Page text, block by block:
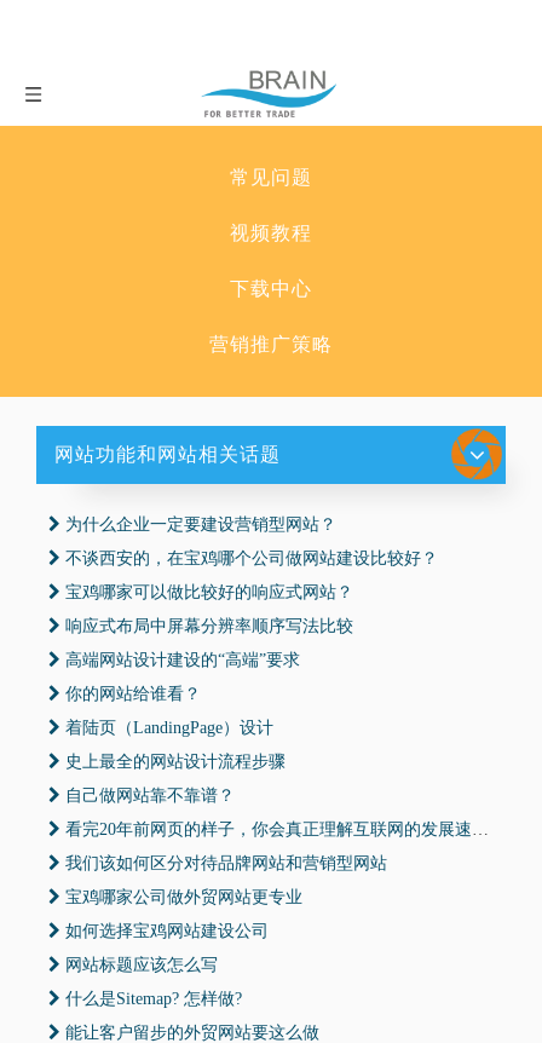
常见问题
视频教程
下载中心
营销推广策略
网站功能和网站相关话题
为什么企业一定要建设营销型网站？
不谈西安的，在宝鸡哪个公司做网站建设比较好？
宝鸡哪家可以做比较好的响应式网站？
响应式布局中屏幕分辨率顺序写法比较
高端网站设计建设的“高端”要求
你的网站给谁看？
着陆页（LandingPage）设计
史上最全的网站设计流程步骤
自己做网站靠不靠谱？
看完20年前网页的样子，你会真正理解互联网的发展速度！
我们该如何区分对待品牌网站和营销型网站
宝鸡哪家公司做外贸网站更专业
如何选择宝鸡网站建设公司
网站标题应该怎么写
什么是Sitemap? 怎样做?
能让客户留步的外贸网站要这么做